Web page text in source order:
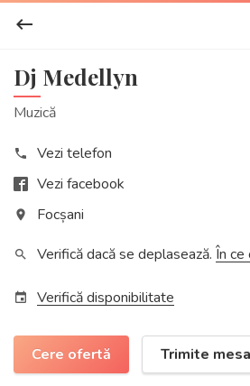
keyboard_backspace
Dj Medellyn
Muzică
phone
Vezi telefon
Vezi facebook
place Focșani
search Verifică dacă se deplasează. În ce
event Verifică disponibilitate
Cere ofertă Trimite